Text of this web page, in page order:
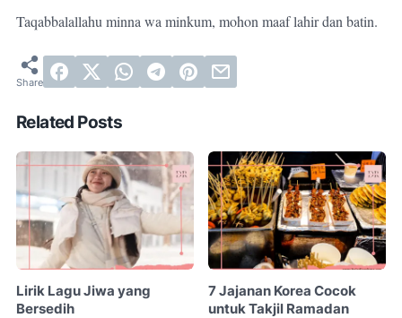
Taqabbalallahu minna wa minkum, mohon maaf lahir dan batin.
Related Posts
Lirik Lagu Jiwa yang
Bersedih
7 Jajanan Korea Cocok
untuk Takjil Ramadan